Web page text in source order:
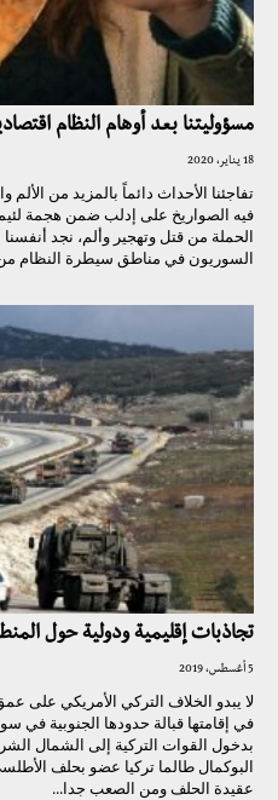
مسؤوليتنا بعد أوهام النظام
18 يناير، 2020
تفاجئنا الأحداث دائماً بالمزيد من
فيه الصواريخ على إدلب ضمن هجمة
الحملة من قتل وتهجير وألم، نجد
السوريون في مناطق سيطرة النظام
تجاذبات إقليمية ودولية حول
5 أغسطس، 2019
لا يبدو الخلاف التركي الأمريكي على
في إقامتها قبالة حدودها الجنوبية في
بدخول القوات التركية إلى الشمال
البوكمال طالما تركيا عضو بحلف
عقيدة الحلف ومن الصعب جدا...